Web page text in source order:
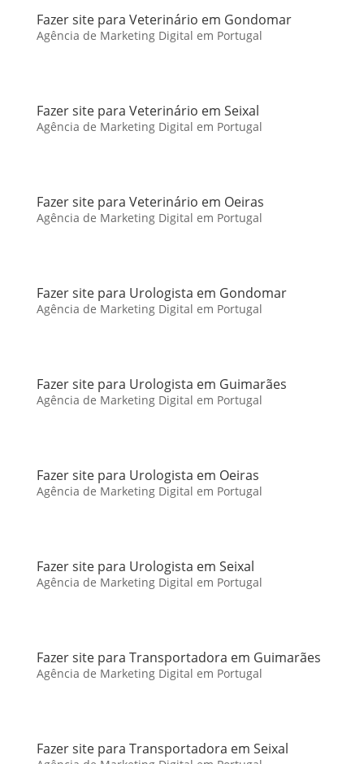
Fazer site para Veterinário em Gondomar
Agência de Marketing Digital em Portugal
Fazer site para Veterinário em Seixal
Agência de Marketing Digital em Portugal
Fazer site para Veterinário em Oeiras
Agência de Marketing Digital em Portugal
Fazer site para Urologista em Gondomar
Agência de Marketing Digital em Portugal
Fazer site para Urologista em Guimarães
Agência de Marketing Digital em Portugal
Fazer site para Urologista em Oeiras
Agência de Marketing Digital em Portugal
Fazer site para Urologista em Seixal
Agência de Marketing Digital em Portugal
Fazer site para Transportadora em Guimarães
Agência de Marketing Digital em Portugal
Fazer site para Transportadora em Seixal